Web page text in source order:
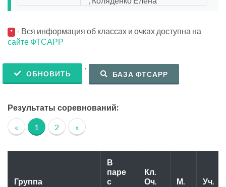
* - Вся информация об классах и очках доступна на
сайте ФТСАРР
ОБНОВИТЬ
.
БАЗА ФТСАРР
Результаты соревнований:
« 1 2 »
Группа
В
паре
с
Кл.
Оч.
М. Уч.